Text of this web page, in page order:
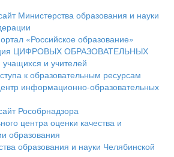
Министерства образования и науки
«Российское образование»
ЦИФРОВЫХ ОБРАЗОВАТЕЛЬНЫХ
и учителей
к образовательным ресурсам
информационно-образовательных
Рособрнадзора
центра оценки качества и
образования
образования и науки Челябинской